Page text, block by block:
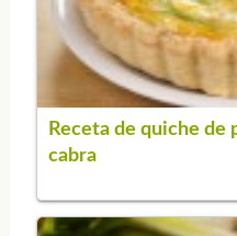
Receta de quiche de
cabra